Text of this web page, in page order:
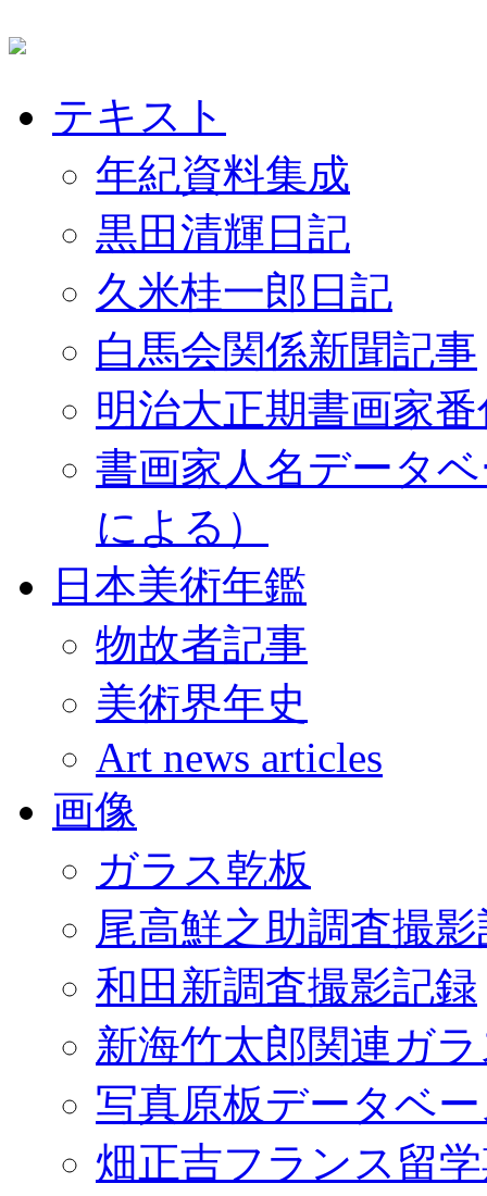
テキスト
年紀資料集成
黒田清輝日記
久米桂一郎日記
白馬会関係新聞記事
明治大正期書画家
書画家人名データ
による）
日本美術年鑑
物故者記事
美術界年史
Art news articles
画像
ガラス乾板
尾高鮮之助調査撮
和田新調査撮影記録
新海竹太郎関連ガ
写真原板データベ
畑正吉フランス留